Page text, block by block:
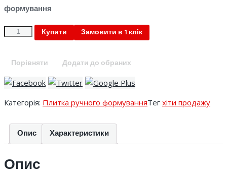
формування
Quantity
Купити Замовити в 1 клік
Порівняти Додати до обраних
Категорія: Плитка ручного формуванняТег хіти продажу
Опис Характеристики
Опис